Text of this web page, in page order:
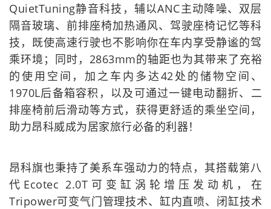
QuietTuning静音科技，辅以ANC主动降噪、双层
隔音玻璃、前排座椅加热通风、驾驶座椅记忆等科
技，既使高速行驶也不影响你在车内享受静谧的驾
乘环境；同时，2863mm的轴距也为其带来了充裕
的使用空间，加之车内多达42处的储物空间、
1970L后备箱容积，以及可通过一键电动翻折、二
排座椅前后滑动等方式，获得更舒适的乘坐空间，
助力昂科威成为居家旅行必备的利器！
昂科旗也秉持了美系车强动力的特点，其搭载第八
代Ecotec 2.0T可变缸涡轮增压发动机，在
Tripower可变气门管理技术、缸内直喷、闭缸技术